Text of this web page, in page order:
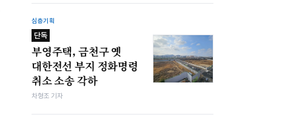
심층기획
단독
부영주택, 금천구 옛
대한전선 부지 정화명령
취소 소송 각하
차형조 기자